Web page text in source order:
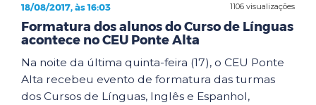
1106 visualizações
18/08/2017, às 16:03
Formatura dos alunos do Curso de Línguas
acontece no CEU Ponte Alta
Na noite da última quinta-feira (17), o CEU Ponte
Alta recebeu evento de formatura das turmas
dos Cursos de Línguas, Inglês e Espanhol,